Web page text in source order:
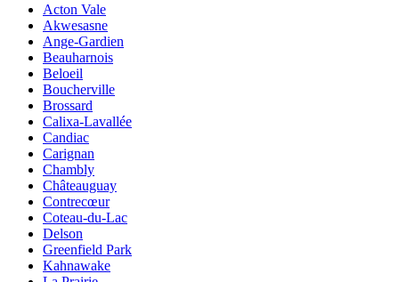
Acton Vale
Akwesasne
Ange-Gardien
Beauharnois
Beloeil
Boucherville
Brossard
Calixa-Lavallée
Candiac
Carignan
Chambly
Châteauguay
Contrecœur
Coteau-du-Lac
Delson
Greenfield Park
Kahnawake